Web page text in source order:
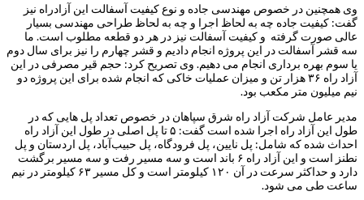
وی همچنین در خصوص مهندسی جاده و نوع کیفیت آسفالت این آزادراه نیز
گفت: کیفیت جاده چه به لحاظ اجرا و چه به لحاظ طراحی مهندسی بسیار
عالی صورت گرفته و کیفیت آسفالت نیز در هر دو قطعه مطلوب است. ما
سه قشر آسفالت در این پروژه انجام دادیم و قشر چهارم را نیز برای سال دوم
یا سوم بهره برداری انجام می دهیم. وی تصریح کرد: حجم قیر مصرفی در این
آزاد راه ۳۶ هزار تن و میزان عملیات خاکی که انجام شده برای این پروژه دو
نیم میلیون متر مکعب بود.
مدیر عامل شرکت آزاد راه شرق سپاهان در خصوص تعداد پل هایی که در
طول این آزاد راه اجرا شده است گفت: ۵ تا پل اصلی در طول این آزاد راه
احداث شده که شامل: پل نایین، پل فرودگاه، پل حبیب‌آباد، پل اردستان و پل
نطنز است و این آزاد راه ۶ باند است و سه مسیر رفت و سه مسیر برگشت
دارد و حداکثر سرعت در آن ۱۲۰ کیلومتر است و کل مسیر ۶۳ کیلومتر در نیم
ساعت طی می شود.